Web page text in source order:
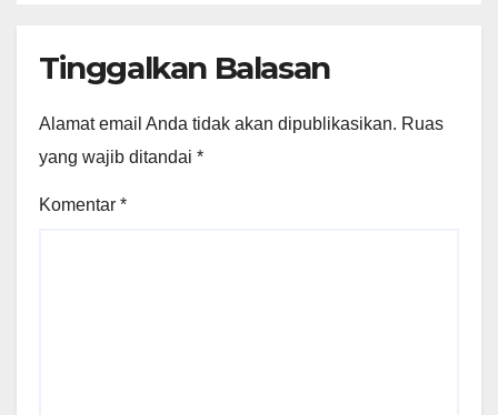
Tinggalkan Balasan
Alamat email Anda tidak akan dipublikasikan. Ruas
yang wajib ditandai *
Komentar *